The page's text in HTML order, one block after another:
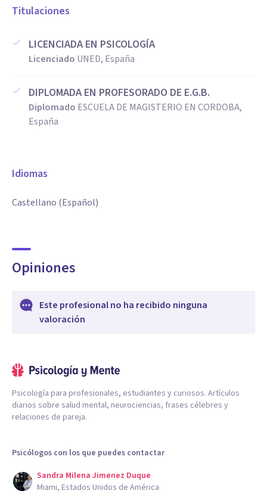
Titulaciones
LICENCIADA EN PSICOLOGÍA
Licenciado UNED, España
DIPLOMADA EN PROFESORADO DE E.G.B.
Diplomado ESCUELA DE MAGISTERIO EN CORDOBA,
España
Idiomas
Castellano (Español)
Opiniones
Este profesional no ha recibido ninguna
valoración
Psicología para profesionales, estudiantes y curiosos. Artículos
diarios sobre salud mental, neurociencias, frases célebres y
relaciones de pareja.
Psicólogos con los que puedes contactar
Sandra Milena Jimenez Duque
Miami, Estados Unidos de América